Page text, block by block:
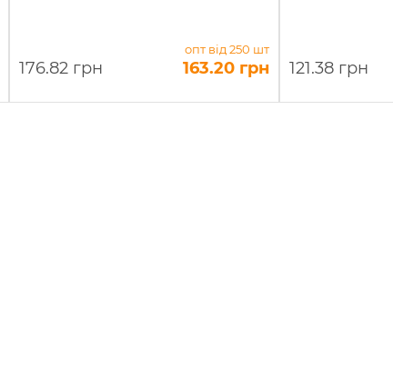
176.82 грн
опт від 250 шт
163.20 грн 121.38 грн